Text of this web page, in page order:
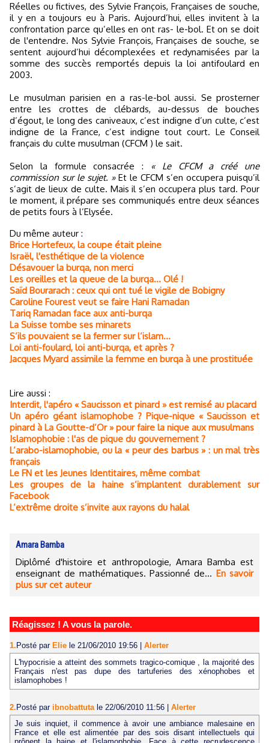
Réelles ou fictives, des Sylvie François, Françaises de souche,
il y en a toujours eu à Paris. Aujourd’hui, elles invitent à la
confrontation parce qu’elles en ont ras- le-bol. Et on se doit
de l'entendre. Nos Sylvie François, Françaises de souche, se
sentent aujourd’hui décomplexées et redynamisées par la
somme des succès remportés depuis la loi antifoulard en
2003.
Le musulman parisien en a ras-le-bol aussi. Se prosterner
entre les crottes de clébards, au-dessus de bouches
d’égout, le long des caniveaux, c’est indigne d’un culte, c’est
indigne de la France, c’est indigne tout court. Le Conseil
français du culte musulman (CFCM ) le sait.
Selon la formule consacrée :
« Le CFCM a créé une
commission sur le sujet. »Et le CFCM s’en occupera puisqu’il
s’agit de lieux de culte. Mais il s’en occupera plus tard. Pour
le moment, il prépare ses communiqués entre deux séances
de petits fours à l’Elysée.
Du même auteur :
Brice Hortefeux, la coupe était pleine
Israël, l'esthétique de la violence
Désavouer la burqa, non merci
Les oreilles et la queue de la burqa… Olé !
Saïd Bourarach : ceux qui ont tué le vigile de Bobigny
Caroline Fourest veut se faire Hani Ramadan
Tariq Ramadan face aux anti-burqa
La Suisse tombe ses minarets
S’ils pouvaient se la fermer sur l’islam…
Loi anti-foulard, loi anti-burqa, et après ?
Jacques Myard assimile la femme en burqa à une prostituée
Lire aussi :
Interdit, l'apéro « Saucisson et pinard » est remisé au placard
Un apéro géant islamophobe ? Pique-nique « Saucisson et
pinard à La Goutte-d’Or » pour faire la nique aux musulmans
Islamophobie : l'as de pique du gouvernement ?
L’arabo-islamophobie, ou la « peur des barbus » : un mal très
français
Le FN et les Jeunes Identitaires, même combat
Les groupes de la haine s’implantent durablement sur
Facebook
L’extrême droite s’invite aux rayons du halal
Amara Bamba
Diplômé d'histoire et anthropologie, Amara Bamba est
enseignant de mathématiques. Passionné de... En savoir
plus sur cet auteur
Réagissez ! A vous la parole.
1. Posté par Elie le 21/06/2010 19:56
Alerter
L'hypocrisie a atteint des sommets tragico-comique , la majorité des
Français n'est pas dupe des tartuferies des xénophobes et
islamophobes !
2.Posté par ibnobattuta le 22/06/2010 11:56 | Alerter
Je suis inquiet, il commence à avoir une ambiance malesaine en
France et elle est alimentée par des sois disant intellectuels qui